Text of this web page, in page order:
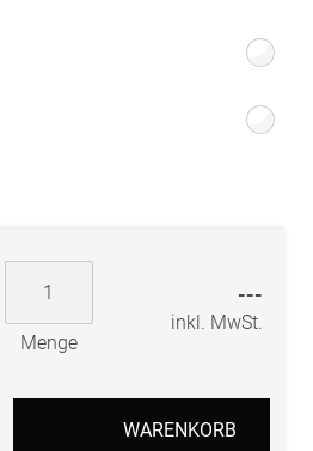
Menge
---
inkl. MwSt.
WARENKORB